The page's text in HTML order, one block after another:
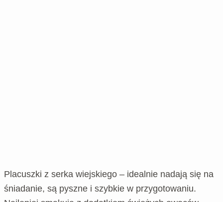
Placuszki z serka wiejskiego – idealnie nadają się na
śniadanie, są pyszne i szybkie w przygotowaniu.